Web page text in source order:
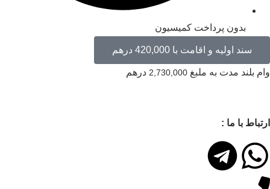
بدون پرداخت کمیسیون
سند اولیه و اقامت با 420,000 درهم
بلند مدت به ملبغ2,730,000 درهم
با ما :